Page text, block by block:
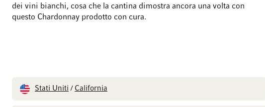
dei vini bianchi, cosa che la cantina dimostra ancora una volta con
questo Chardonnay prodotto con cura.
Stati Uniti / California